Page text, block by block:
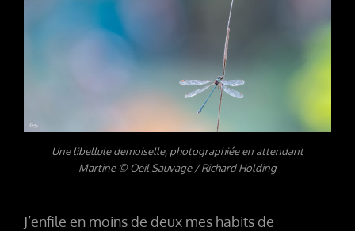
Une libellule demoiselle, photographiée en attendant
Martine © Oeil Sauvage / Richard Holding
J’enfile en moins de deux mes habits de